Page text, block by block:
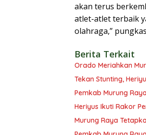
akan terus
atlet-atlet terbaik
olahraga,”
Berita Terkait
Orado Meriahkan
Tekan Stunting,
Pemkab Murung
Heriyus Ikuti Rakor
Murung Raya